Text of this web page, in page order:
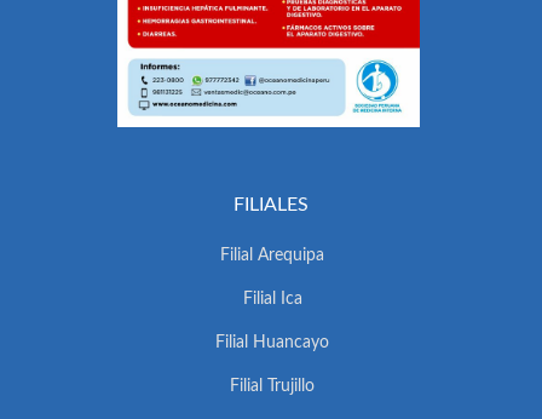
FILIALES
Filial Arequipa
Filial Ica
Filial Huancayo
Filial Trujillo